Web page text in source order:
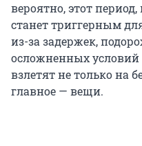
вероятно, этот
станет триггерным
из-за задержек,
осложненных
взлетят не только на
главное — вещи.